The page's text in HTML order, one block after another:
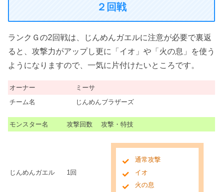
２回戦
ランクＧの2回戦は、じんめんガエルに注意が必要で裏返
ると、攻撃力がアップし更に「イオ」や「火の息」を使う
ようになりますので、一気に片付けたいところです。
オーナー
ミーサ
チーム名
じんめんブラザーズ
モンスター名 攻撃回数 攻撃・特技
じんめんガエル 1回
通常攻撃
イオ
火の息